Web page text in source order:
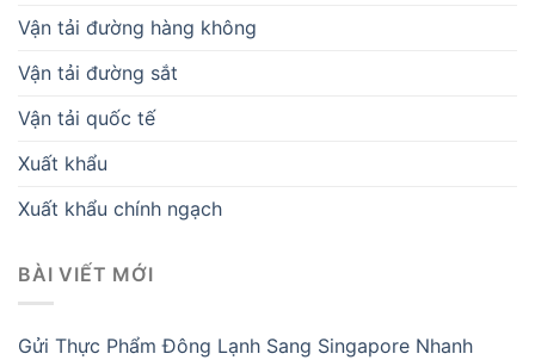
Vận tải đường hàng không
Vận tải đường sắt
Vận tải quốc tế
Xuất khẩu
Xuất khẩu chính ngạch
BÀI VIẾT MỚI
Gửi Thực Phẩm Đông Lạnh Sang Singapore Nhanh